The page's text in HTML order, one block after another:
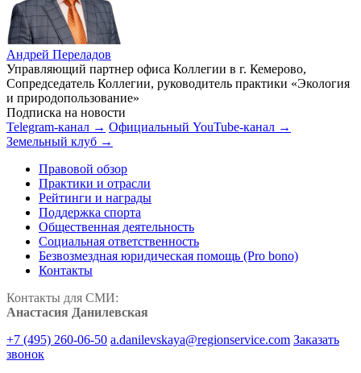
Андрей Переладов
Управляющий партнер офиса Коллегии в г. Кемерово,
Сопредседатель Коллегии, руководитель практики «Экология
и природопользование»
Подписка на новости
Telegram-канал → Официальный YouTube-канал →
Земельный клуб →
Правовой обзор
Практики и отрасли
Рейтинги и награды
Поддержка спорта
Общественная деятельность
Социальная ответственность
Безвозмездная юридическая помощь (Pro bono)
Контакты
Контакты для СМИ:
Анастасия Данилевская
+7 (495) 260-06-50 a.danilevskaya@regionservice.com Заказать
звонок